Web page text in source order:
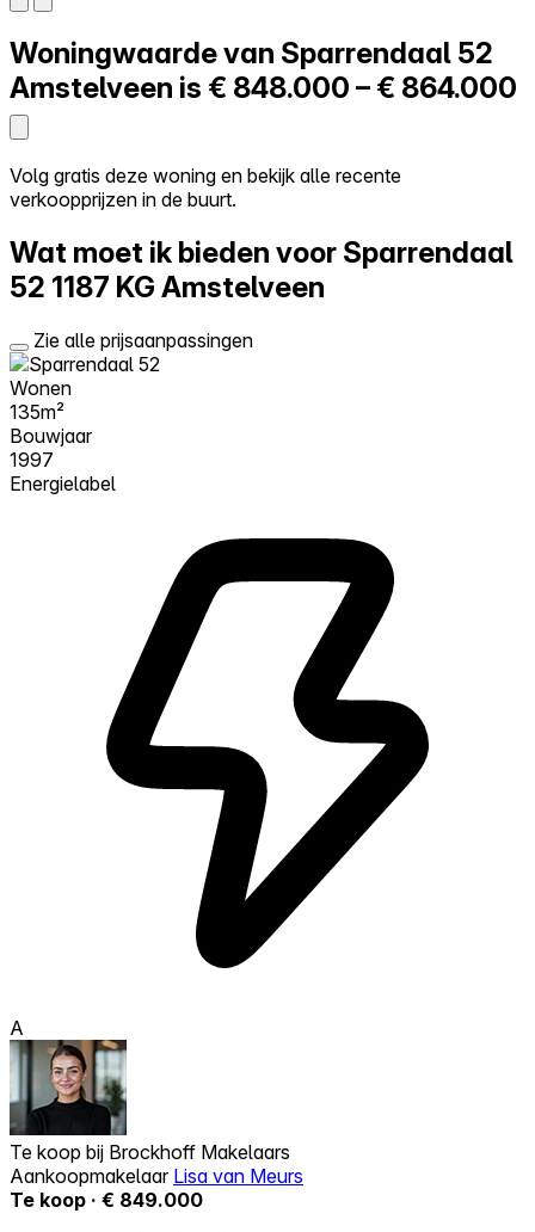
Zelf kopen
Alles-in-één
Reviews
Log in
Probeer Walter gratis
Woningwaarde van Sparrendaal 52
Amstelveen is € 848.000 – € 864.000
Volg gratis deze woning en bekijk alle recente
verkoopprijzen in de buurt.
Wat moet ik bieden voor Sparrendaal
52 1187 KG Amstelveen
Zie alle prijsaanpassingen
Wonen
135m²
Bouwjaar
1997
Energielabel
A
Te koop bij Brockhoff Makelaars
Aankoopmakelaar Lisa van Meurs
Te koop · € 849.000